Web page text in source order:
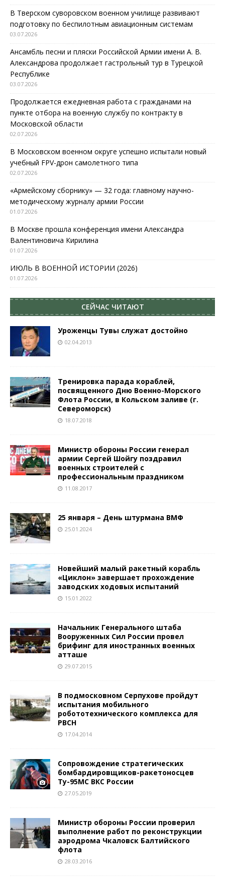
В Тверском суворовском военном училище развивают
подготовку по беспилотным авиационным системам
03.07.2026
Ансамбль песни и пляски Российской Армии имени А. В.
Александрова продолжает гастрольный тур в Турецкой
Республике
03.07.2026
Продолжается ежедневная работа с гражданами на
пункте отбора на военную службу по контракту в
Московской области
02.07.2026
В Московском военном округе успешно испытали новый
учебный FPV-дрон самолетного типа
02.07.2026
«Армейскому сборнику» — 32 года: главному научно-
методическому журналу армии России
01.07.2026
В Москве прошла конференция имени Александра
Валентиновича Кирилина
01.07.2026
ИЮЛЬ В ВОЕННОЙ ИСТОРИИ (2026)
01.07.2026
СЕЙЧАС ЧИТАЮТ
Уроженцы Тувы служат достойно
02.04.2013
Тренировка парада кораблей,
посвященного Дню Военно-Морского
Флота России, в Кольском заливе (г.
Североморск)
18.07.2018
Министр обороны России генерал
армии Сергей Шойгу поздравил
военных строителей с
профессиональным праздником
11.08.2017
25 января – День штурмана ВМФ
25.01.2024
Новейший малый ракетный корабль
«Циклон» завершает прохождение
заводских ходовых испытаний
15.01.2022
Начальник Генерального штаба
Вооруженных Сил России провел
брифинг для иностранных военных
атташе
29.07.2015
В подмосковном Серпухове пройдут
испытания мобильного
робототехнического комплекса для
РВСН
17.04.2014
Сопровождение стратегических
бомбардировщиков-ракетоносцев
Ту-95МС ВКС России
27.05.2019
Министр обороны России проверил
выполнение работ по реконструкции
аэродрома Чкаловск Балтийского
флота
28.03.2016